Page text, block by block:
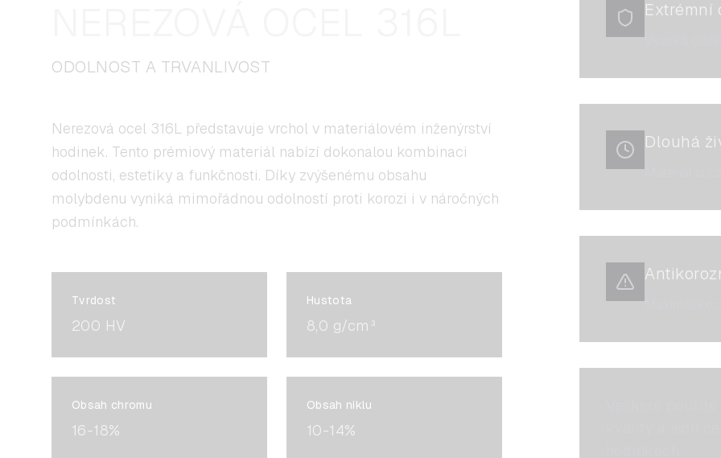
ODOLNOST A TRVANLIVOST
Nerezová ocel 316L představuje vrchol v materiálovém inženýrství
hodinek. Tento prémiový materiál nabízí dokonalou kombinaci
odolnosti, estetiky a funkčnosti. Díky zvýšenému obsahu
molybdenu vyniká mimořádnou odolností proti korozi i v náročných
podmínkách.
Tvrdost
200 HV
Hustota
8,0 g/cm³
Obsah chromu
16-18%
Obsah niklu
10-14%
Extrémní
Dlouhá